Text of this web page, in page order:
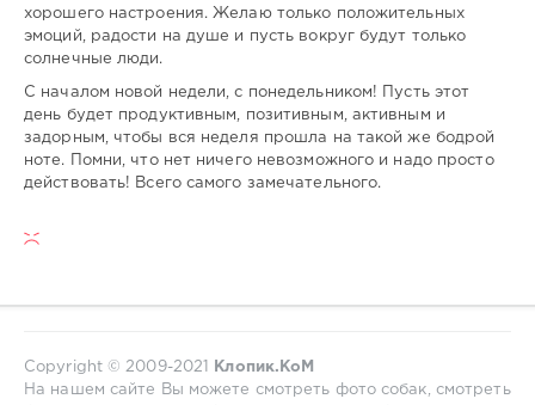
хорошего настроения. Желаю только положительных
эмоций, радости на душе и пусть вокруг будут только
солнечные люди.
С началом новой недели, с понедельником! Пусть этот
день будет продуктивным, позитивным, активным и
задорным, чтобы вся неделя прошла на такой же бодрой
ноте. Помни, что нет ничего невозможного и надо просто
действовать! Всего самого замечательного.
Copyright © 2009-2021
Клопик.КоМ
На нашем сайте Вы можете смотреть фото собак, смотреть